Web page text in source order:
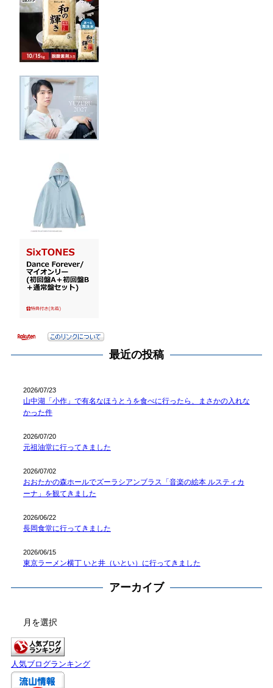
最近の投稿
山中湖「小作」で有名なほうとうを食べに行ったら、まさかの入れな
かった件
2026/07/23
元祖油堂に行ってきました
2026/07/20
おおたかの森ホールでズーラシアンブラス「音楽の絵本 ルスティカ
ーナ」を観てきました
2026/07/02
長岡食堂に行ってきました
2026/06/22
東京ラーメン横丁 いと井（いとい）に行ってきました
2026/06/15
アーカイブ
カ
イ
ブ
人気ブログランキング